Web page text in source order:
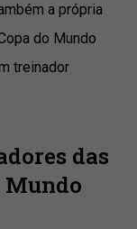
a própria
do Mundo
treinador
das
Mundo